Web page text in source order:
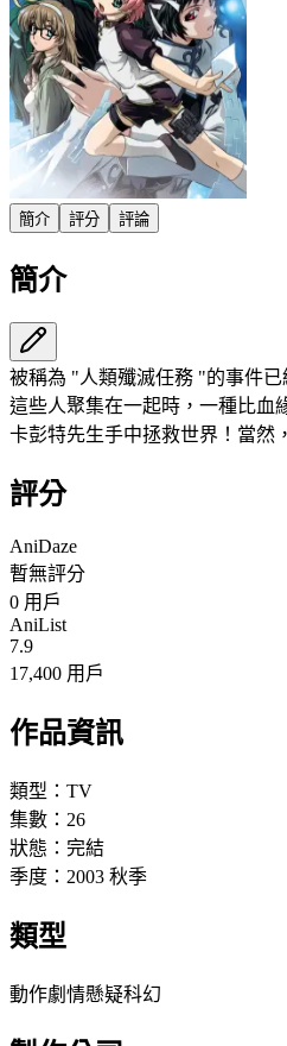
簡介 評分 評論
簡介
被稱為 "人類殲滅任務 "的事件
這些人聚集在一起時，一種比血
卡彭特先生手中拯救世界！當然
評分
AniDaze
暫無評分
0 用戶
AniList
7.9
17,400 用戶
作品資訊
類型： TV
集數： 26
狀態： 完結
季度： 2003 秋季
類型
動作劇情懸疑科幻